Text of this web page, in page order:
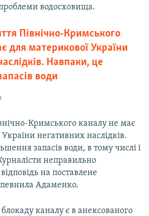
проблеми водосховища.
Північно-Кримського
для материкової України
Навпаки, це
води
Кримського каналу не має
негативних наслідків.
запасів води, в тому числі і
неправильно
на поставлене
Адаменко.
каналу є в анексованого